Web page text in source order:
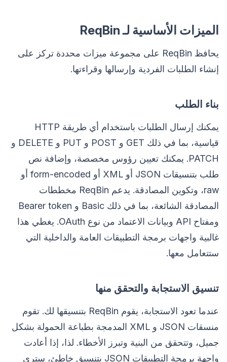
الميزات الأساسية لـ ReqBin
يحافظ ReqBin على مجموعة ميزات محددة تركز على
إنشاء الطلبات الفردية وإرسالها وقراءتها.
بناء الطلب
يمكنك إرسال الطلبات باستخدام أي طريقة HTTP
قياسية، بما في ذلك GET و POST و PUT و DELETE و
PATCH. يمكنك تعيين رؤوس مخصصة، وإضافة نص
طلب بتنسيقات JSON أو XML أو form-encoded أو
raw، وتكوين المصادقة. يدعم ReqBin مخططات
المصادقة الشائعة، بما في ذلك Basic و Bearer token
ومفتاح API وبيانات الاعتماد من نوع OAuth. يغطي هذا
غالبية واجهات برمجة التطبيقات العامة والداخلية التي
ستتعامل معها.
تنسيق الاستجابة والتحقق منها
عندما تعود الاستجابة، يقوم ReqBin بتنسيقها لك. تقوم
منسقات JSON و XML المدمجة بطباعة الحمولة بشكل
جميل، وتتحقق من البنية وتبرز الأخطاء. لذا، إذا أعادت
واجهة برمجة التطبيقات JSON بتنسيق خاطئ، سترى